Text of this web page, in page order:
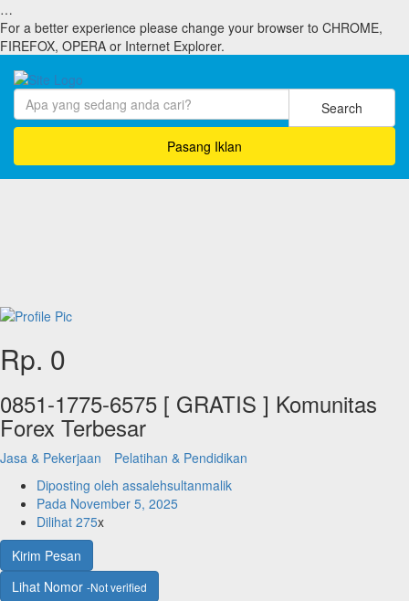
…
For a better experience please change your browser to CHROME,
FIREFOX, OPERA or Internet Explorer.
Search
Pasang Iklan
Rp. 0
0851-1775-6575 [ GRATIS ] Komunitas
Forex Terbesar
Jasa & Pekerjaan
Pelatihan & Pendidikan
Diposting oleh assalehsultanmalik
Pada November 5, 2025
Dilihat 275x
Kirim Pesan
Lihat Nomor -Not verified